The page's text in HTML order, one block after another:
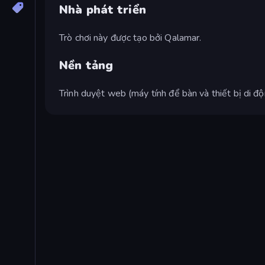
Nhà phát triển
Trò chơi này được tạo bởi Qalamar.
Nền tảng
Trình duyệt web (máy tính để bàn và thiết bị di